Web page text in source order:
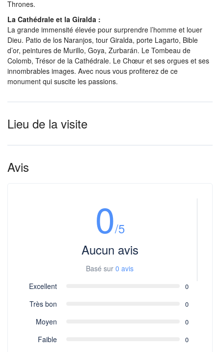
Thrones.
La Cathédrale et la Giralda :
La grande immensité élevée pour surprendre l’homme et louer
Dieu. Patio de los Naranjos, tour Giralda, porte Lagarto, Bible
d’or, peintures de Murillo, Goya, Zurbarán. Le Tombeau de
Colomb, Trésor de la Cathédrale. Le Chœur et ses orgues et ses
innombrables images. Avec nous vous profiterez de ce
monument qui suscite les passions.
Lieu de la visite
Avis
0/5
Aucun avis
Basé sur 0 avis
Excellent
0
Très bon 0
Moyen 0
Faible 0